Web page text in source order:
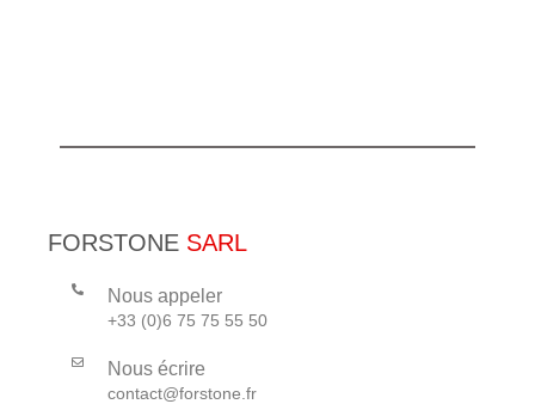
FORSTONE SARL
Nous appeler
+33 (0)6 75 75 55 50
Nous écrire
contact@forstone.fr